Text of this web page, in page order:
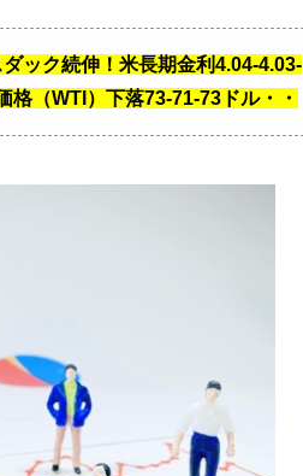
ック続伸！米長期金利4.04-4.03-
（WTI）下落73-71-73ドル・・